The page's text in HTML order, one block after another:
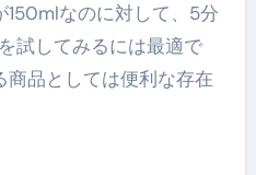
なのに対して、5分
試してみるには最適で
品としては便利な存在